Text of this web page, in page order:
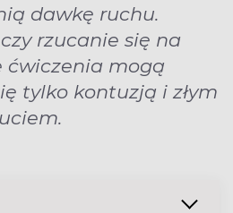
dawkę ruchu.
rzucanie się na
ćwiczenia mogą
tylko kontuzją i złym